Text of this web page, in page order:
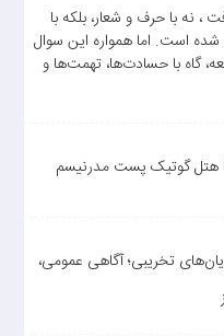
، نه با حرف و شعار، بلکه با
است. اما همواره این سوال
گاه با حسادت‌ها، تهمت‌ها و
هتل گوتیک پست مدرنیسم
تخریبی؛ آگاهی عمومی،